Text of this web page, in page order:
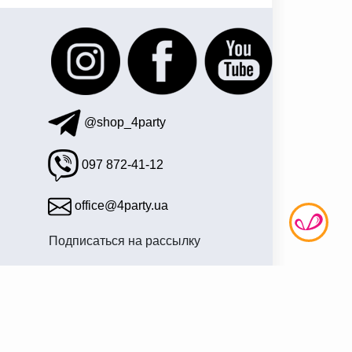
@shop_4party
097 872-41-12
office@4party.ua
Подписаться на рассылку